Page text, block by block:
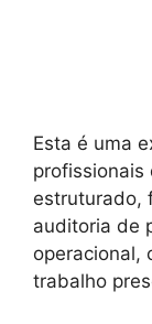
Esta é uma
profissionais
estruturado,
auditoria de
operacional,
trabalho